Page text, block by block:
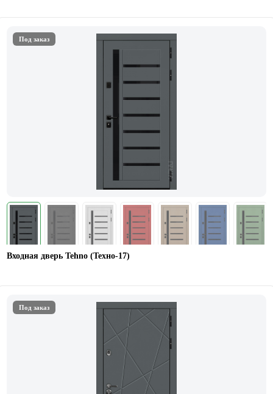
Под заказ
Входная дверь Tehno (Техно-17)
Под заказ